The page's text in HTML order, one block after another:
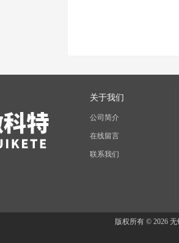
关于我们
公司简介
在线留言
联系我们
版权所有 © 2026